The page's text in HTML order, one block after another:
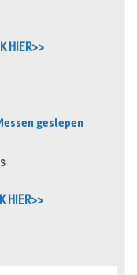
HIER>>
geslepen
HIER>>